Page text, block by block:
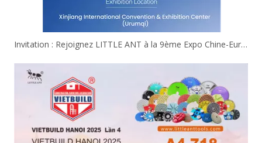
Invitation : Rejoignez LITTLE ANT à la 9ème Expo Chine-Eurasie !